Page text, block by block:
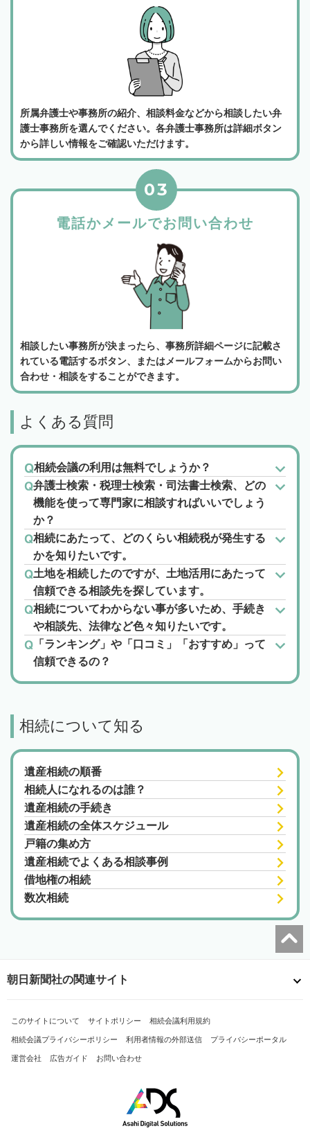
所属弁護士や事務所の紹介、相談料金などから相談したい弁
護士事務所を選んでください。各弁護士事務所は詳細ボタン
から詳しい情報をご確認いただけます。
電話かメールでお問い合わせ
03
相談したい事務所が決まったら、事務所詳細ページに記載さ
れている電話するボタン、またはメールフォームからお問い
合わせ・相談をすることができます。
よくある質問
相続会議の利用は無料でしょうか？
弁護士検索・税理士検索・司法書士検索、どの
機能を使って専門家に相談すればいいでしょう
か？
相続にあたって、どのくらい相続税が発生する
かを知りたいです。
土地を相続したのですが、土地活用にあたって
信頼できる相談先を探しています。
相続についてわからない事が多いため、手続き
や相談先、法律など色々知りたいです。
「ランキング」や「口コミ」「おすすめ」って
信頼できるの？
相続について知る
遺産相続の順番
相続人になれるのは誰？
遺産相続の手続き
遺産相続の全体スケジュール
戸籍の集め方
遺産相続でよくある相談事例
借地権の相続
数次相続
朝日新聞社の関連サイト
このサイトについて サイトポリシー 相続会議利用規約
相続会議プライバシーポリシー 利用者情報の外部送信 プライバシーポータル
運営会社 広告ガイド お問い合わせ